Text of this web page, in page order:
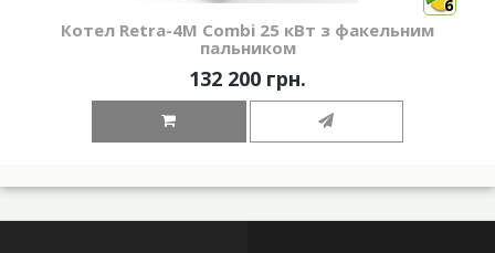
6
Котел Retra-4М Combi 25 кВт з факельним
пальником
132 200 грн.